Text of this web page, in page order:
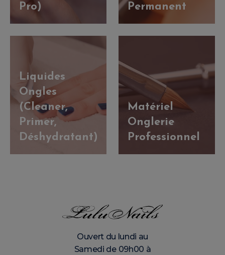
Pro)
Permanent
Liquides
Ongles
(Cleaner,
Primer,
Déshydratant)
Matériel
Onglerie
Professionnel
Ouvert du lundi au
Samedi de 09h00 à